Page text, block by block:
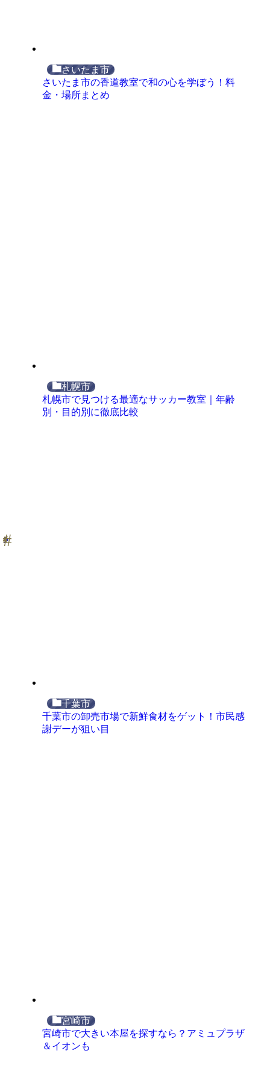
さいたま市
さいたま市の香道教室で和の心を学ぼう！料
金・場所まとめ
札幌市
札幌市で見つける最適なサッカー教室｜年齢
別・目的別に徹底比較
千葉市
千葉市の卸売市場で新鮮食材をゲット！市民感
謝デーが狙い目
宮崎市
宮崎市で大きい本屋を探すなら？アミュプラザ
＆イオンも